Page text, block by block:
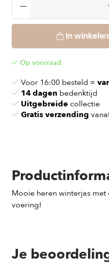
In
Op voorraad
Voor 16:00 besteld =
14 dagen bedenktijd
Uitgebreide collectie
Gratis verzending
Mooie heren winterjas
voering!
Je